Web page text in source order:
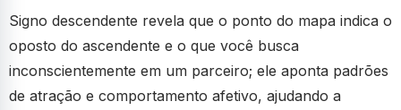
Signo descendente revela que o ponto do mapa indica o
oposto do ascendente e o que você busca
inconscientemente em um parceiro; ele aponta padrões
de atração e comportamento afetivo, ajudando a